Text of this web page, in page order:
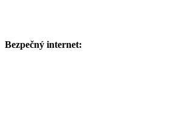
Bezpečný internet: